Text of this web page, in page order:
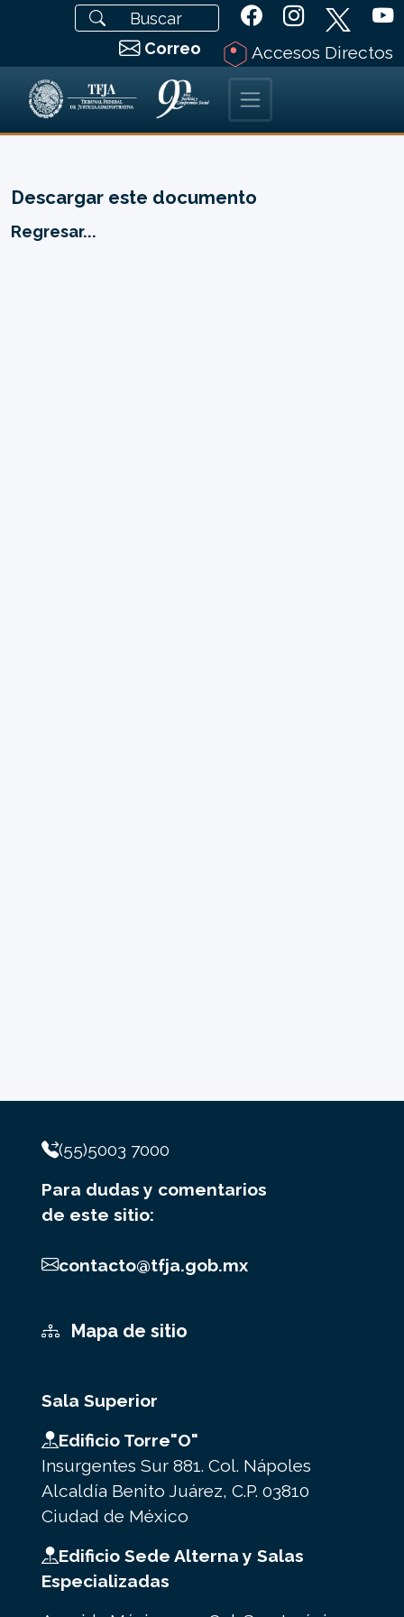
Correo Accesos Directos
Descargar este documento
Regresar...
(55)5003 7000
Para dudas y comentarios
de este sitio:
contacto@tfja.gob.mx
Mapa de sitio
Sala Superior
Edificio Torre"O"
Insurgentes Sur 881. Col. Nápoles
Alcaldía Benito Juárez, C.P. 03810
Ciudad de México
Edificio Sede Alterna y Salas
Especializadas